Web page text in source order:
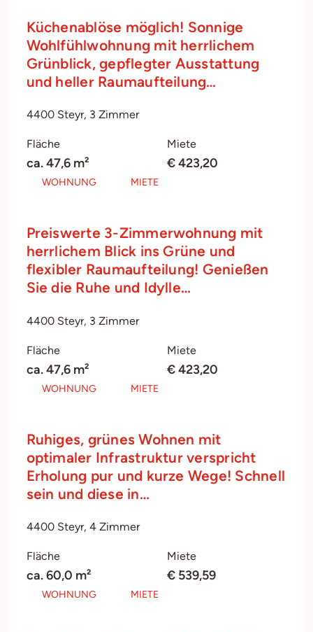
Küchenablöse möglich! Sonnige
Wohlfühlwohnung mit herrlichem
Grünblick, gepflegter Ausstattung
und heller Raumaufteilung…
4400 Steyr, 3 Zimmer
Fläche
ca. 47,6 m²
Miete
€ 423,20
WOHNUNG MIETE
Preiswerte 3-Zimmerwohnung mit
herrlichem Blick ins Grüne und
flexibler Raumaufteilung! Genießen
Sie die Ruhe und Idylle…
4400 Steyr, 3 Zimmer
Fläche
ca. 47,6 m²
Miete
€ 423,20
WOHNUNG MIETE
Ruhiges, grünes Wohnen mit
optimaler Infrastruktur verspricht
Erholung pur und kurze Wege! Schnell
sein und diese in…
4400 Steyr, 4 Zimmer
Fläche
ca. 60,0 m²
Miete
€ 539,59
WOHNUNG MIETE